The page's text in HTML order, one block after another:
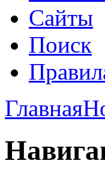
Сайты
Поиск
Главная